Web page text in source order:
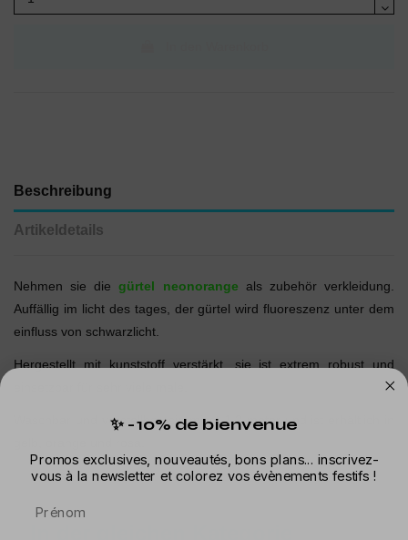
Beschreibung
Artikeldetails
Nehmen sie diegürtel neonorange als zubehör verkleidung.
Auffällig im licht des tages, der gürtel wird fluoreszenz unter dem
einfluss von schwarzlicht.
Hergestellt mit kunststoff verstärkt, sie ist extrem robust und
Waschbar und verstellbar, sie misst 1,2 meter und ist erhältlich in
✨ -10% de bienvenue
Promos exclusives, nouveautés, bons plans... inscrivez-
vous à la newsletter et colorez vos évènements festifs !